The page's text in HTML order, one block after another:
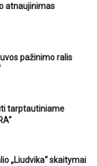
atnaujinimas
pažinimo ralis
tarptautiniame
„Liudvika“ skaitymai